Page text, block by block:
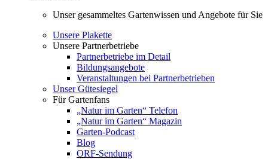
Unser gesammeltes Gartenwissen und Angebote für Sie
Unsere Plakette
Unsere Partnerbetriebe
Partnerbetriebe im Detail
Bildungsangebote
Veranstaltungen bei Partnerbetrieben
Unser Gütesiegel
Für Gartenfans
„Natur im Garten“ Telefon
„Natur im Garten“ Magazin
Garten-Podcast
Blog
ORF-Sendung